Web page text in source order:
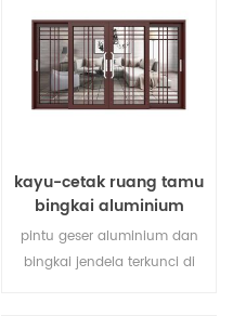
memenuhi berbagai
kebutuhan arsitektur.
kayu-cetak ruang tamu
bingkai aluminium
sistem jendela geser
pintu geser aluminium dan
bingkai jendela terkunci di